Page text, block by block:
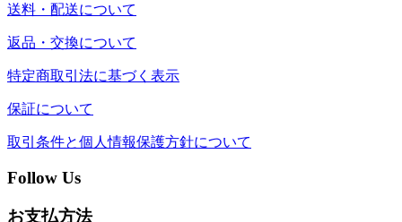
送料・配送について
返品・交換について
特定商取引法に基づく表示
保証について
取引条件と個人情報保護方針について
Follow Us
お支払方法